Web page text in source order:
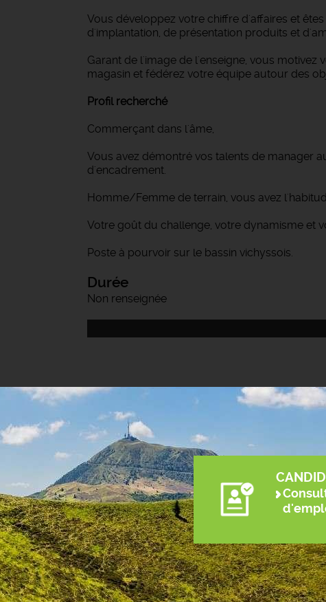
Vous développez votre chiffre d'affaires et
d'implantation, de présentation produits et
Garant de l'image de l'enseigne, vous
magasin et fédérez votre équipe autour des
Profil recherché
Commerçant dans l'âme,
Vous avez démontré vos talents de manager
d'encadrement.
Homme/Femme de terrain, vous avez
Votre goût du challenge, votre dynamisme et
Poste à pourvoir sur le bassin vichyssois.
Durée
Non renseignée